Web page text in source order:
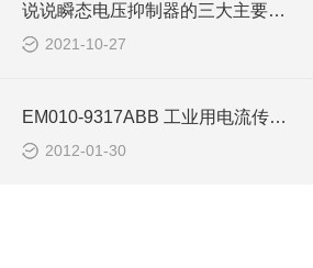
说说瞬态电压抑制器的三大主要优势
2021-10-27
EM010-9317ABB 工业用电流传感器
2012-01-30